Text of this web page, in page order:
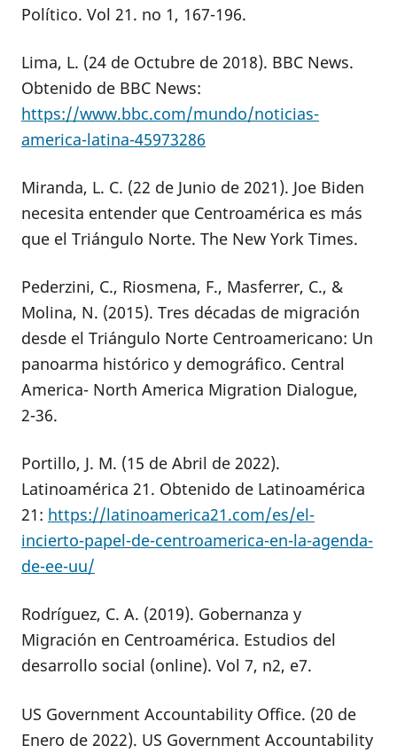
Político. Vol 21. no 1, 167-196.
Lima, L. (24 de Octubre de 2018). BBC News.
Obtenido de BBC News:
https://www.bbc.com/mundo/noticias-
america-latina-45973286
Miranda, L. C. (22 de Junio de 2021). Joe Biden
necesita entender que Centroamérica es más
que el Triángulo Norte. The New York Times.
Pederzini, C., Riosmena, F., Masferrer, C., &
Molina, N. (2015). Tres décadas de migración
desde el Triángulo Norte Centroamericano: Un
panoarma histórico y demográfico. Central
America- North America Migration Dialogue,
2-36.
Portillo, J. M. (15 de Abril de 2022).
Latinoamérica 21. Obtenido de Latinoamérica
21: https://latinoamerica21.com/es/el-
incierto-papel-de-centroamerica-en-la-agenda-
de-ee-uu/
Rodríguez, C. A. (2019). Gobernanza y
Migración en Centroamérica. Estudios del
desarrollo social (online). Vol 7, n2, e7.
US Government Accountability Office. (20 de
Enero de 2022). US Government Accountability